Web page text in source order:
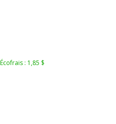
Écofrais : 1,85 $